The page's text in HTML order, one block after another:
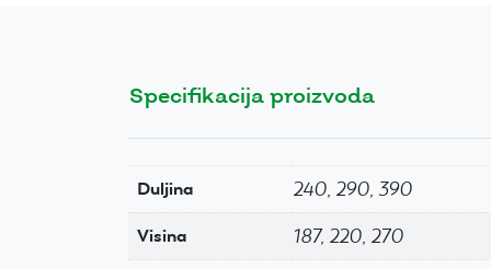
Specifikacija proizvoda
Duljina 240, 290, 390
Visina 187, 220, 270